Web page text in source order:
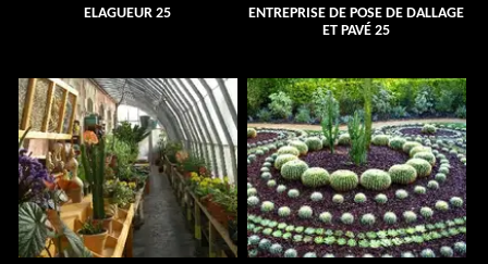
ELAGUEUR 25
ENTREPRISE DE POSE DE DALLAGE
ET PAVÉ 25